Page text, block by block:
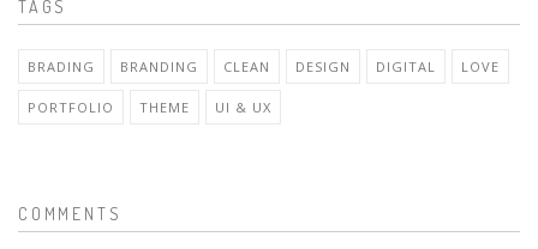
TAGS
BRADING BRANDING CLEAN DESIGN DIGITAL LOVE
PORTFOLIO THEME UI & UX
COMMENTS